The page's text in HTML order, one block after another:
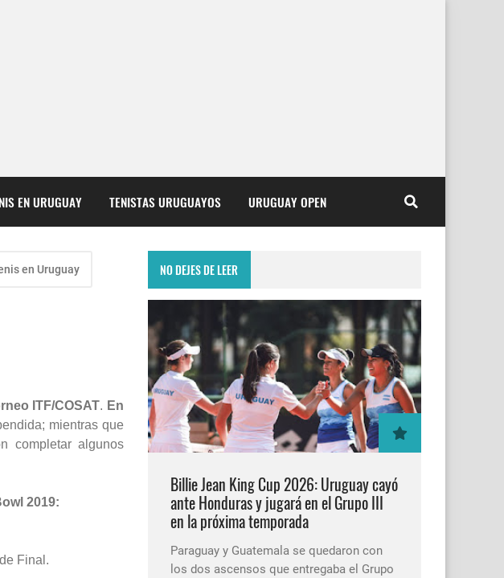
EN URUGUAY TENISTAS URUGUAYOS URUGUAY OPEN
en Uruguay
ITF/COSAT. En
mientras que
completar algunos
2019:
Final.
NO DEJES DE LEER
Billie Jean King Cup 2026: Uruguay cayó
ante Honduras y jugará en el Grupo III
en la próxima temporada
Paraguay y Guatemala se quedaron con
los dos ascensos que entregaba el Grupo